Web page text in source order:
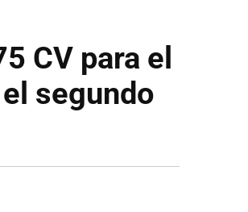
CV para el
segundo